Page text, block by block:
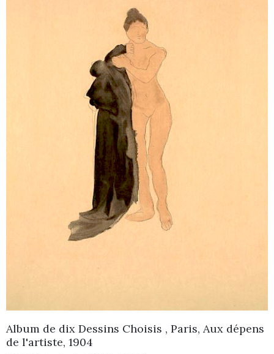
Album de dix Dessins Choisis , Paris, Aux dépens
de l'artiste, 1904